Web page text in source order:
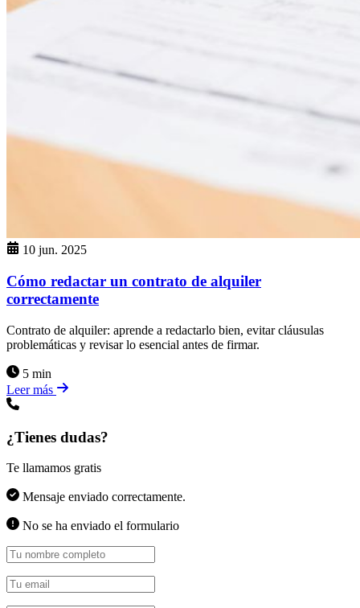
10 jun. 2025
Cómo redactar un contrato de alquiler
correctamente
Contrato de alquiler: aprende a redactarlo bien, evitar cláusulas
problemáticas y revisar lo esencial antes de firmar.
5 min
Leer más
¿Tienes dudas?
Te llamamos gratis
Mensaje enviado correctamente.
No se ha enviado el formulario